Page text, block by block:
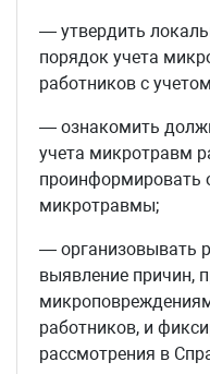
— утвердить
порядок учета
работников с
— ознакомить
учета микротравм
проинформировать
микротравмы;
— организовывать
выявление причин,
работников, и
рассмотрения в